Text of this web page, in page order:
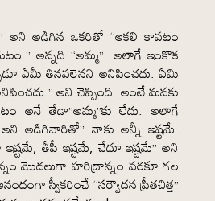
అని అడిగిన ఒకరితో “ఆకలి కావటం
అన్నది “అమ్మ”. అలాగే ఇంకొక
ఏమీ తినవలెనని అనిపించదు. ఏమి
అని చెప్పింది. అంటే మనకు
అనే తేడా”అమ్మ”కు లేదు. అలాగే
అని అడిగివారితో” నాకు అన్నీ ఇష్టమే.
తీపీ ఇష్టమే, చేదూ ఇష్టమే” అని
మొదలుగా హరిద్రాన్నం వరకూ గల
స్వీకరించే “సర్వౌదన ప్రీతచిత్త”